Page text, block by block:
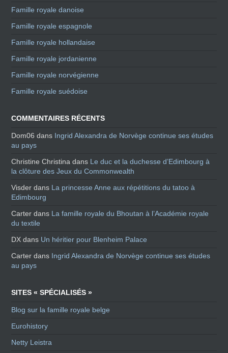
Famille royale danoise
Famille royale espagnole
Famille royale hollandaise
Famille royale jordanienne
Famille royale norvégienne
Famille royale suédoise
COMMENTAIRES RÉCENTS
Dom06 dans Ingrid Alexandra de Norvège continue ses études
au pays
Christine Christina dans Le duc et la duchesse d’Edimbourg à
la clôture des Jeux du Commonwealth
Visder dans La princesse Anne aux répétitions du tatoo à
Edimbourg
Carter dans La famille royale du Bhoutan à l’Académie royale
du textile
DX dans Un héritier pour Blenheim Palace
Carter dans Ingrid Alexandra de Norvège continue ses études
au pays
SITES « SPÉCIALISÉS »
Blog sur la famille royale belge
Eurohistory
Netty Leistra